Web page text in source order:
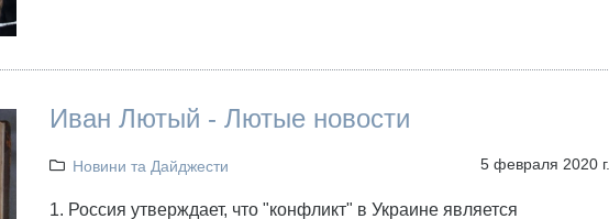
Иван Лютый - Лютые новости
Новини та Дайджести 5 февраля 2020 г.
1. Россия утверждает, что "конфликт" в Украине является